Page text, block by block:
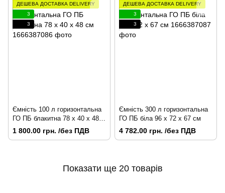
ДЕШЕВА ДОСТАВКА DELIVERY
3
3
Ємність 100 л горизонтальна
ГО ПБ блакитна 78 х 40 х 48
см
1 800.00 грн. /без ПДВ
ДЕШЕВА ДОСТАВКА DELIVERY
3
3
Ємність 300 л горизонтальна
ГО ПБ біла 96 x 72 x 67 см
4 782.00 грн. /без ПДВ
Показати ще 20 товарів